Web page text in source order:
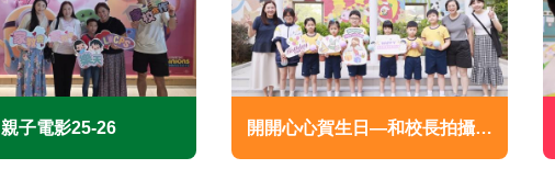
親子電影25-26
開開心心賀生日—和校長拍攝生
日照(7,8月生日之星)